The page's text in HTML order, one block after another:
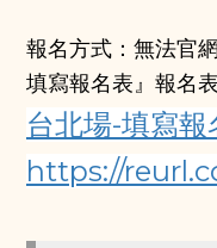
報名方式：無法官
填寫報名表』報名
台北場-填寫報
https://